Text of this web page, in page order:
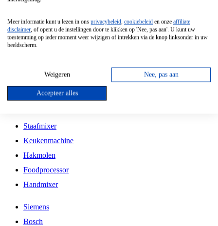
Vrijstaande Magnetron
Vrijstaande Kookplaat
Inbouw Gaskookplaat
Inbouw Keramische Kookplaat
Kookplaat Accessoires
Staafmixer
Keukenmachine
Hakmolen
Foodprocessor
Handmixer
Siemens
Bosch
Meer informatie kunt u lezen in ons privacybeleid, cookiebeleid en onze affiliate
disclaimer, of opent u de instellingen door te klikken op 'Nee, pas aan'. U kunt uw
toestemming op ieder moment weer wijzigen of intrekken via de knop linksonder in uw
beeldscherm.
Weigeren Nee, pas aan
Accepteer alles